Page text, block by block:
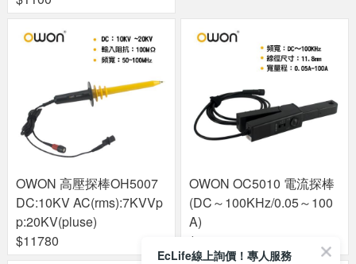
OWON 高壓探棒OH5007
DC:10KV AC(rms):7KVVp
p:20KV(pluse)
$11780
OWON OC5010 電流探棒
(DC～100KHz/0.05～100
A)
$14880
EcLife線上詢價！專人服務